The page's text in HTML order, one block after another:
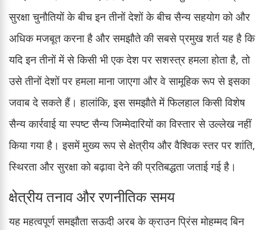
सुरक्षा चुनौतियों के बीच इन तीनों देशों के बीच सैन्य सहयोग को और
अधिक मजबूत करना है और समझौते की सबसे प्रमुख शर्त यह है कि
यदि इन तीनों में से किसी भी एक देश पर सशस्त्र हमला होता है, तो
उसे तीनों देशों पर हमला माना जाएगा और वे सामूहिक रूप से इसका
जवाब दे सकते हैं। हालांकि, इस समझौते में फिलहाल किसी विशेष
सैन्य कार्रवाई या स्पष्ट सैन्य जिम्मेदारियों का विस्तार से उल्लेख नहीं
किया गया है। इसमें मुख्य रूप से क्षेत्रीय और वैश्विक स्तर पर शांति,
स्थिरता और सुरक्षा को बढ़ावा देने की प्रतिबद्धता जताई गई है।
क्षेत्रीय तनाव और रणनीतिक समय
यह महत्वपूर्ण समझौता सऊदी अरब के क्राउन प्रिंस मोहम्मद बिन